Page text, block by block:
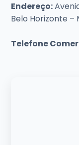
Endereço:
Belo Horizonte –
Telefone